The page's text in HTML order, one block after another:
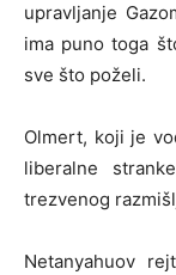
upravljanje
ima puno toga
sve što poželi.
Olmert, koji je
liberalne
trezvenog
Netanyahuov